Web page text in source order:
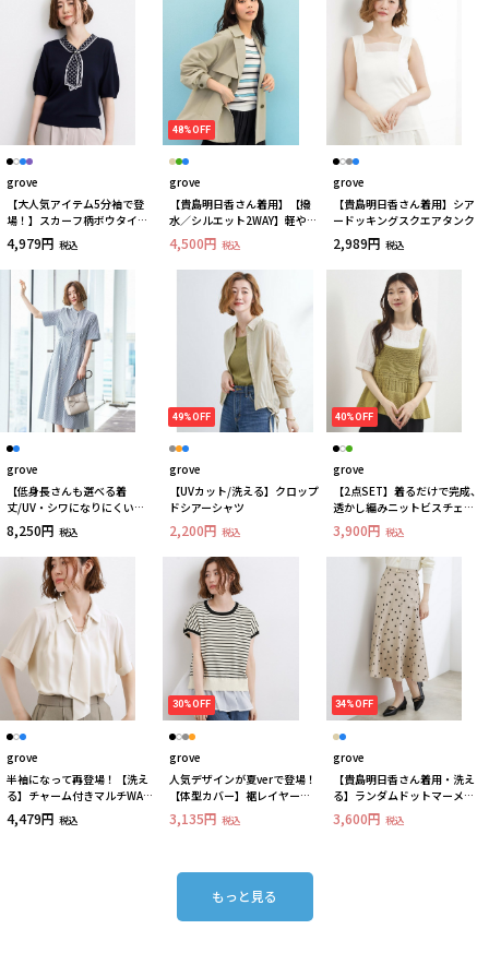
grove
【大人気アイテム5分袖で登
場！】スカーフ柄ボウタイ五
分袖ニットプルオーバ―
4,979円 税込
48%OFF
grove
【貴島明日香さん着用】【撥
水／シルエット2WAY】軽やか
ミドルトレンチコート
4,500円 税込
grove
【貴島明日香さん着用】シア
ードッキングスクエアタンク
2,989円 税込
grove
【低身長さんも選べる着
丈/UV・シワになりにくい
etc】涼やかさも、きちんとも
叶うワンピース
8,250円 税込
49%OFF
grove
【UVカット/洗える】クロップ
ドシアーシャツ
2,200円 税込
40%OFF
grove
【2点SET】着るだけで完成、
透かし編みニットビスチェ×
ブラウス
3,900円 税込
grove
半袖になって再登場！【洗え
る】チャーム付きマルチWAY
ボウタイブラウス
4,479円 税込
30%OFF
grove
人気デザインが夏verで登場！
【体型カバー】裾レイヤード
ニット
3,135円 税込
34%OFF
grove
【貴島明日香さん着用・洗え
る】ランダムドットマーメイ
ドスカート
3,600円 税込
もっと見る